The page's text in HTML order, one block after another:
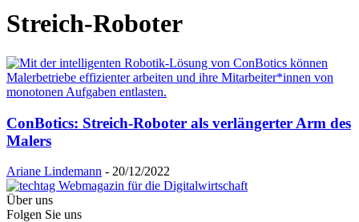
Streich-Roboter
ConBotics: Streich-Roboter als verlängerter Arm des
Malers
Ariane Lindemann - 20/12/2022
Über uns
Folgen Sie uns